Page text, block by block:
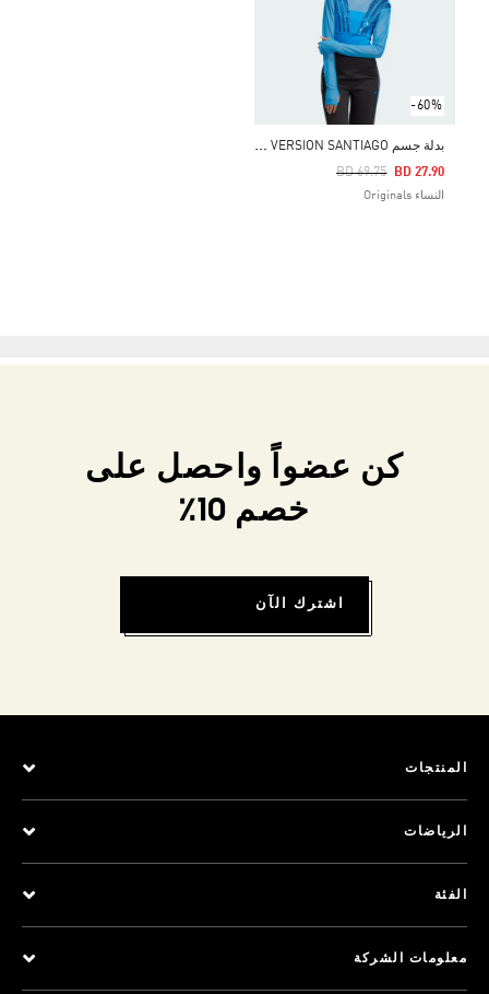
-60%
ب
دلة جسم BLUE VERSION SANTIAGO
Price Reduced From
BD 69.75
To BD 27.90
النساء Originals
كن عضواً واحصل على
خصم 10٪
اشترك الآن
المنتجات
الرياضات
الفئة
معلومات الشركة